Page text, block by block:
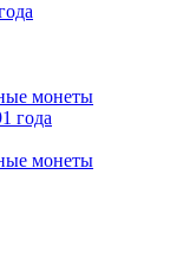
монеты
года
монеты